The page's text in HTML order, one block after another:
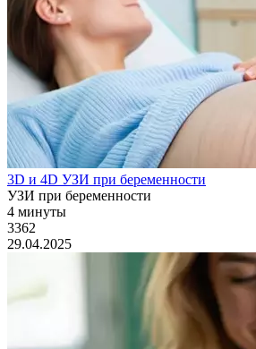
3D и 4D УЗИ при беременности
УЗИ при беременности
4 минуты
3362
29.04.2025